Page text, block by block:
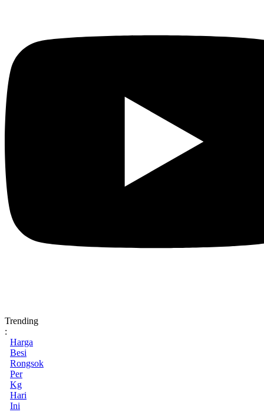
Trending
:
Harga
Besi
Rongsok
Per
Kg
Hari
Ini